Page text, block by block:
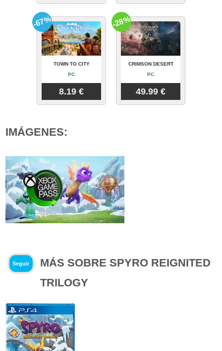
TOWN TO CITY
PC
8.19 €
-67%
CRIMSON DESERT
PC
49.99 €
-28%
IMÁGENES:
Seguir
MÁS SOBRE SPYRO REIGNITED
TRILOGY